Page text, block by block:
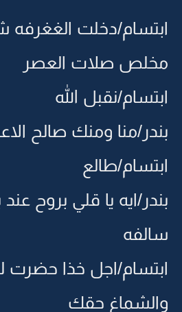
ابتسام/دخلت الغغرفه
مخلص صلات العصر
ابتسام/نقبل الله
بندر/منا ومنك صالح
ابتسام/طالع
بندر/ايه يا قلي بروح
سالفه
ابتسام/اجل خذا حضرت
والشماغ حقك